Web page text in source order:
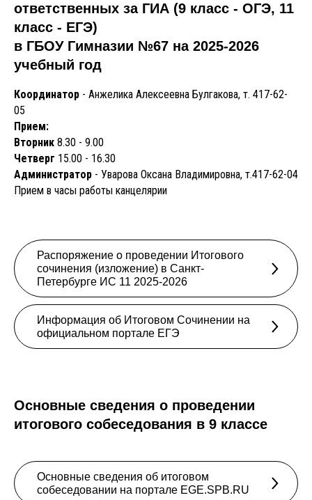
ответственных за ГИА (9 класс - ОГЭ, 11
класс - ЕГЭ)
в ГБОУ Гимназии №67 на 2025-2026
учебный год
Координатор - Анжелика Алексеевна Булгакова, т. 417-62-
05
Прием:
Вторник 8.30 - 9.00
Четверг 15.00 - 16.30
Администратор - Уварова Оксана Владимировна, т.417-62-04
Прием в часы работы канцелярии
Распоряжение о проведении Итогового
сочинения (изложение) в Санкт-
Петербурге ИС 11 2025-2026
Информация об Итоговом Сочинении на
официальном портале ЕГЭ
Основные сведения о проведении
итогового собеседования в 9 классе
Основные сведения об итоговом
собеседовании на портале EGE.SPB.RU